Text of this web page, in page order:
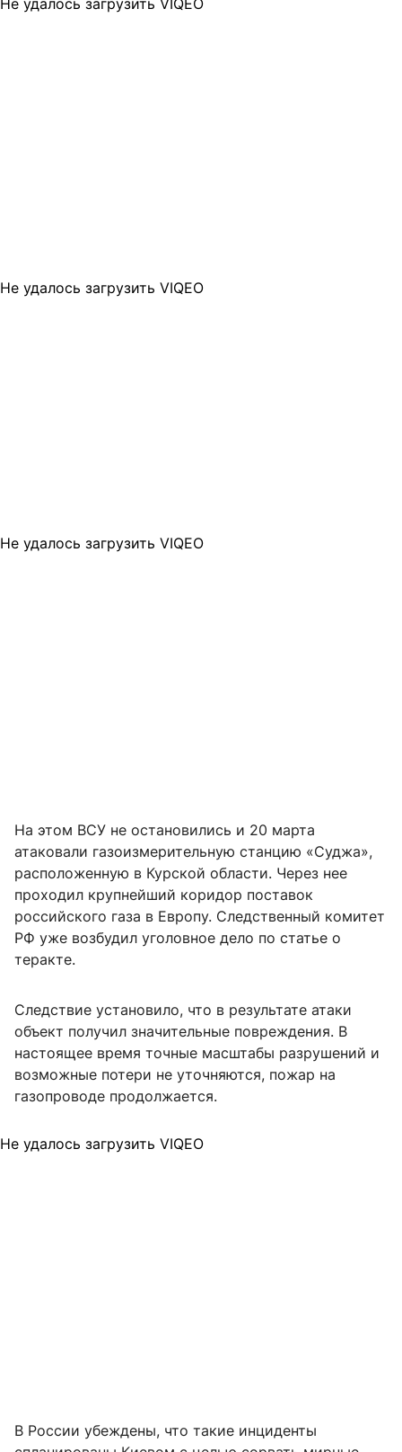
Не удалось загрузить VIQEO
Не удалось загрузить VIQEO
На этом ВСУ не остановились и 20 марта
атаковали газоизмерительную станцию «Суджа»,
расположенную в Курской области. Через нее
проходил крупнейший коридор поставок
российского газа в Европу. Следственный комитет
РФ уже возбудил уголовное дело по статье о
теракте.
Следствие установило, что в результате атаки
объект получил значительные повреждения. В
настоящее время точные масштабы разрушений и
возможные потери не уточняются, пожар на
газопроводе продолжается.
Не удалось загрузить VIQEO
В России убеждены, что такие инциденты